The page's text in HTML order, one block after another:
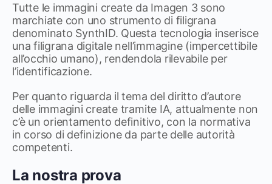
Tutte le immagini create da Imagen 3 sono
marchiate con uno strumento di filigrana
denominato SynthID. Questa tecnologia inserisce
una filigrana digitale nell’immagine (impercettibile
all’occhio umano), rendendola rilevabile per
l’identificazione.
Per quanto riguarda il tema del diritto d’autore
delle immagini create tramite IA, attualmente non
c’è un orientamento definitivo, con la normativa
in corso di definizione da parte delle autorità
competenti.
La nostra prova